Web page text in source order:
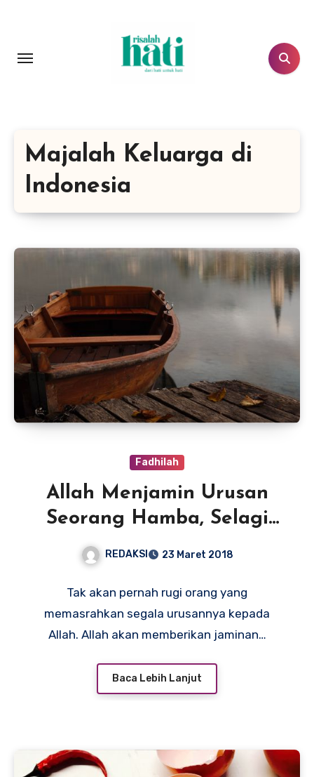
Majalah Keluarga di
Indonesia
Fadhilah
Allah Menjamin Urusan
Seorang Hamba, Selagi
Hamba Menjadikan-Nya
REDAKSI 23 Maret 2018
Tak akan pernah rugi orang yang
memasrahkan segala urusannya kepada
Allah. Allah akan memberikan jaminan…
Baca Lebih Lanjut